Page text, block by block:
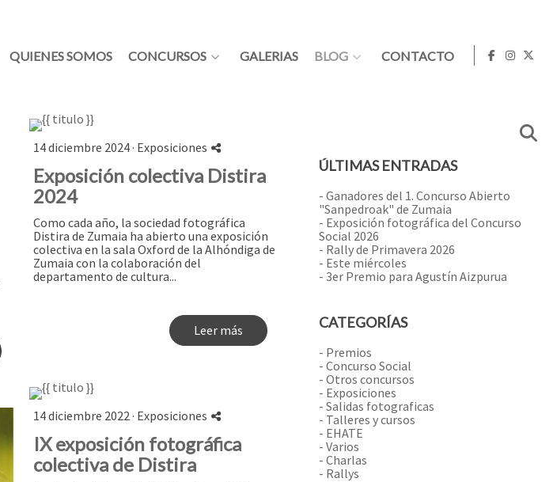
QUIENES SOMOS CONCURSOS GALERIAS BLOG CONTACTO
14 diciembre 2024 · Exposiciones
Exposición colectiva Distira
2024
Como cada año, la sociedad fotográfica
Distira de Zumaia ha abierto una exposición
colectiva en la sala Oxford de la Alhóndiga de
Zumaia con la colaboración del
departamento de cultura...
Leer más
14 diciembre 2022 · Exposiciones
IX exposición fotográfica
colectiva de Distira
ÚLTIMAS ENTRADAS
- Ganadores del 1. Concurso Abierto
"Sanpedroak" de Zumaia
- Exposición fotográfica del Concurso
Social 2026
- Rally de Primavera 2026
- Este miércoles
- 3er Premio para Agustín Aizpurua
CATEGORÍAS
- Premios
- Concurso Social
- Otros concursos
- Exposiciones
- Salidas fotograficas
- Talleres y cursos
- EHATE
- Varios
- Charlas
- Rallys